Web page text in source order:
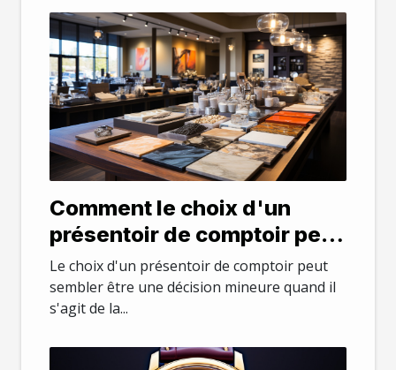
Comment le choix d'un
présentoir de comptoir peut
influencer votre business
Le choix d'un présentoir de comptoir peut
sembler être une décision mineure quand il
s'agit de la...